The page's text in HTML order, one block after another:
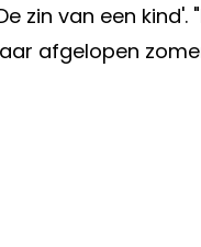
zin van een
afgelopen